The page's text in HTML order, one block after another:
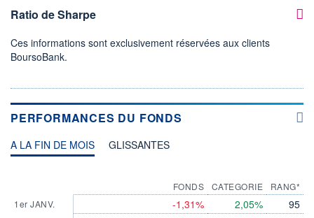
Ratio de Sharpe
Ces informations sont exclusivement réservées aux clients
BoursoBank.
PERFORMANCES DU FONDS
A LA FIN DE MOIS GLISSANTES
1er JANV.
FONDS
-1,31%
CATEGORIE
2,05%
RANG*
95